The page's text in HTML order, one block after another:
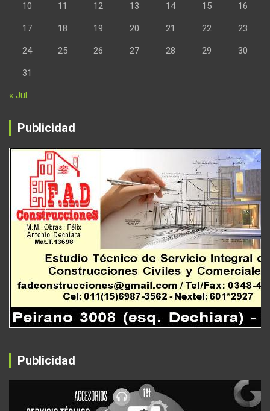
10 11 12 13 14 15 16
17 18 19 20 21 22 23
24 25 26 27 28 29 30
31
« Jul
Publicidad
Publicidad